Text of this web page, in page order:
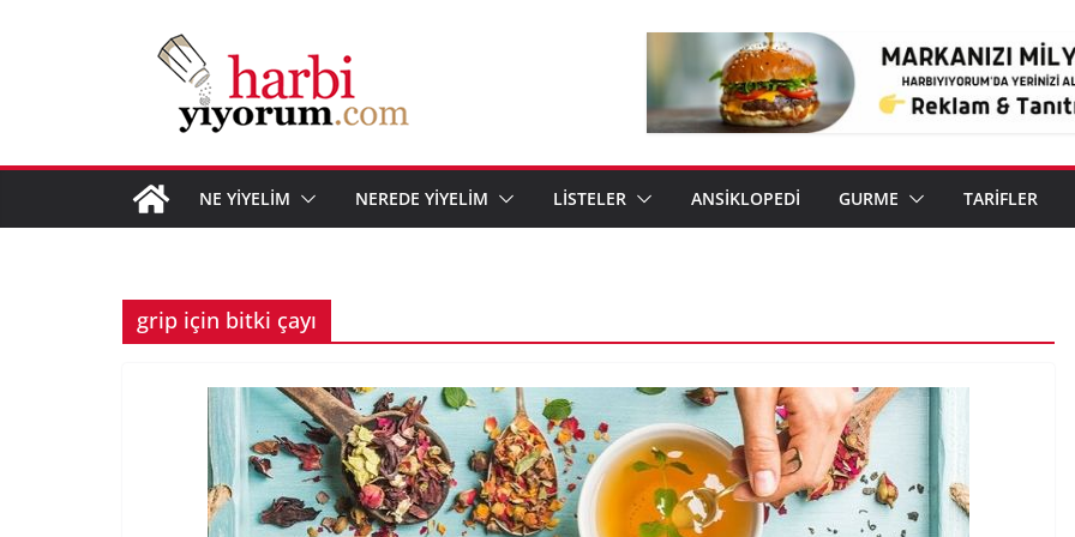
NE YİYELİM NEREDE YİYELİM LİSTELER ANSİKLOPEDİ GURME TARİFLER
grip için bitki çayı